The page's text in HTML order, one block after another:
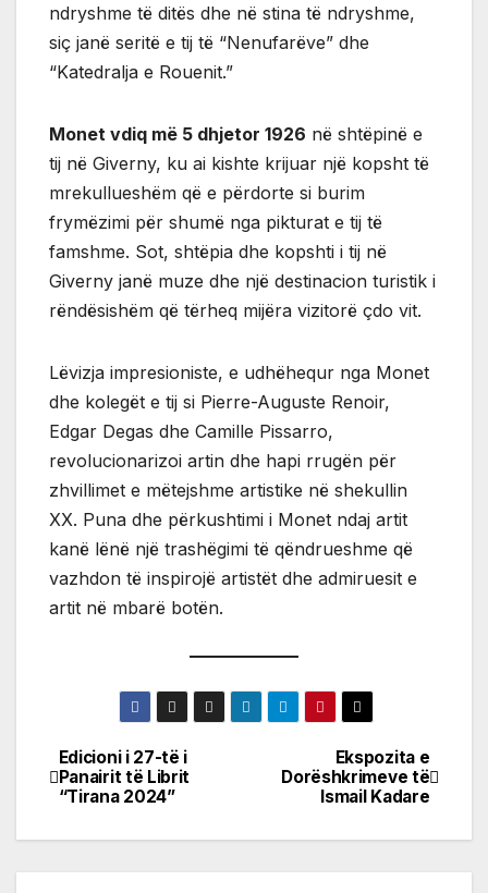
ndryshme të ditës dhe në stina të ndryshme,
siç janë seritë e tij të “Nenufarëve” dhe
“Katedralja e Rouenit.”
Monet vdiq më 5 dhjetor 1926 në shtëpinë e
tij në Giverny, ku ai kishte krijuar një kopsht të
mrekullueshëm që e përdorte si burim
frymëzimi për shumë nga pikturat e tij të
famshme. Sot, shtëpia dhe kopshti i tij në
Giverny janë muze dhe një destinacion turistik i
rëndësishëm që tërheq mijëra vizitorë çdo vit.
Lëvizja impresioniste, e udhëhequr nga Monet
dhe kolegët e tij si Pierre-Auguste Renoir,
Edgar Degas dhe Camille Pissarro,
revolucionarizoi artin dhe hapi rrugën për
zhvillimet e mëtejshme artistike në shekullin
XX. Puna dhe përkushtimi i Monet ndaj artit
kanë lënë një trashëgimi të qëndrueshme që
vazhdon të inspirojë artistët dhe admiruesit e
artit në mbarë botën.
Post
navigation
Ekspozita e
Dorëshkrimeve të
Ismail Kadare
Edicioni i 27-të i
Panairit të Librit
“Tirana 2024”